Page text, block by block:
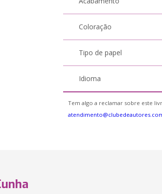
Coloração
Tipo de papel
Idioma
Tem algo a reclamar sobre este